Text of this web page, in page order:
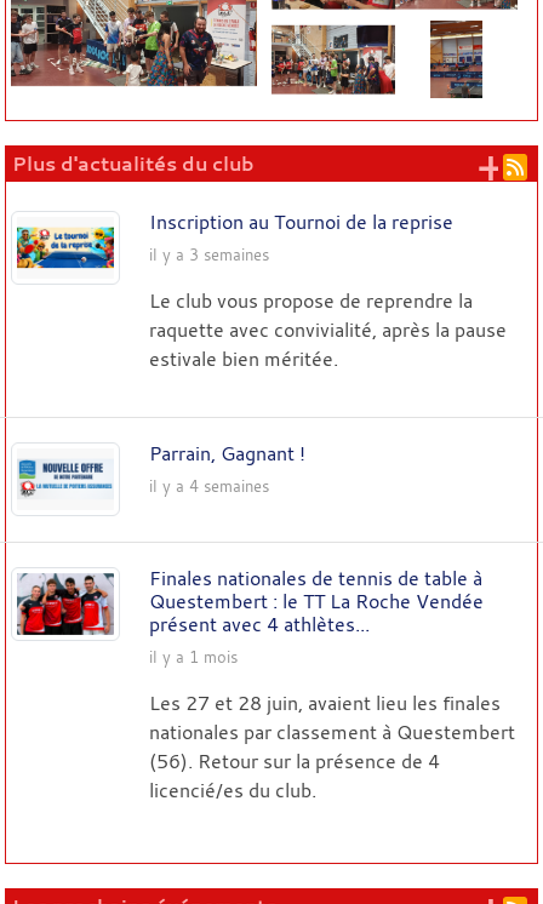
Plus d'actualités du club
Inscription au Tournoi de la reprise
il y a 3 semaines
Le club vous propose de reprendre la
raquette avec convivialité, après la pause
estivale bien méritée.
Parrain, Gagnant !
il y a 4 semaines
Finales nationales de tennis de table à
Questembert : le TT La Roche Vendée
présent avec 4 athlètes...
il y a 1 mois
Les 27 et 28 juin, avaient lieu les finales
nationales par classement à Questembert
(56). Retour sur la présence de 4
licencié/es du club.
+